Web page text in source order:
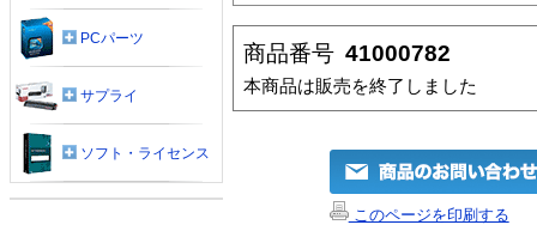
商品番号 41000782
本商品は販売を終了しました
このページを印刷する
PCパーツ
サプライ
ソフト・ライセンス